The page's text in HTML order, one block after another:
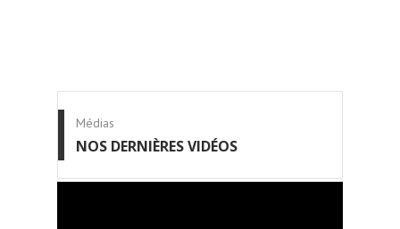
Médias
NOS DERNIÈRES VIDÉOS